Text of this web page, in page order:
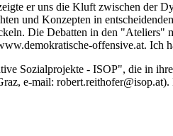
er uns die Kluft zwischen der
und Konzepten in
Die Debatten in den "Ateliers"
offensive.at. Ich
Sozialprojekte - ISOP", die in
e-mail: